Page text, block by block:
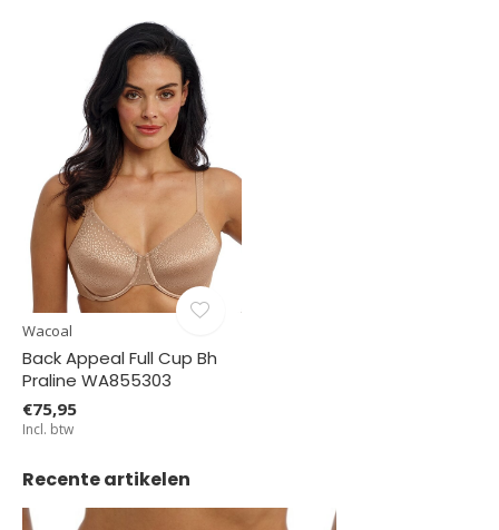
Wacoal
Back Appeal Full Cup Bh
Praline WA855303
€75,95
Incl. btw
Recente artikelen